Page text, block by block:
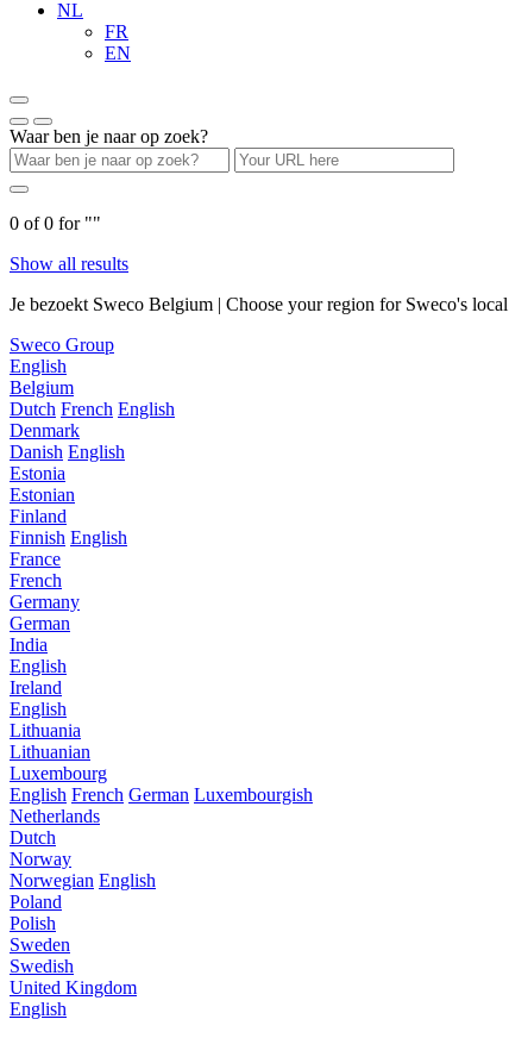
NL
FR
EN
Waar ben je naar op zoek?
0 of0 for ""
Show all results
Je bezoekt Sweco Belgium | Choose your region for Sweco's
Sweco Group
English
Belgium
Dutch French English
Denmark
Danish English
Estonia
Estonian
Finland
Finnish English
France
French
Germany
German
India
English
Ireland
English
Lithuania
Lithuanian
Luxembourg
English French German Luxembourgish
Netherlands
Dutch
Norway
Norwegian English
Poland
Polish
Sweden
Swedish
United Kingdom
English